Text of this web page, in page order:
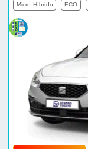
Micro-Híbrido ECO